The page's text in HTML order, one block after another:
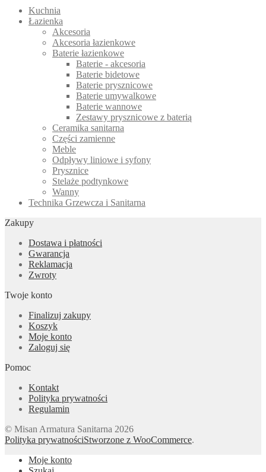
Kuchnia
Łazienka
Akcesoria
Akcesoria łazienkowe
Baterie łazienkowe
Baterie - akcesoria
Baterie bidetowe
Baterie prysznicowe
Baterie umywalkowe
Baterie wannowe
Zestawy prysznicowe z baterią
Ceramika sanitarna
Części zamienne
Meble
Odpływy liniowe i syfony
Prysznice
Stelaże podtynkowe
Wanny
Technika Grzewcza i Sanitarna
Zakupy
Dostawa i płatności
Gwarancja
Reklamacja
Zwroty
Twoje konto
Finalizuj zakupy
Koszyk
Moje konto
Zaloguj się
Pomoc
Kontakt
Polityka prywatności
Regulamin
© Misan Armatura Sanitarna 2026
Polityka prywatnościStworzone z WooCommerce.
Moje konto